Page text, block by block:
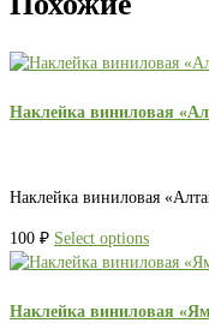
Наклейка виниловая
Наклейка виниловая
100 ₽ Select options
Наклейка виниловая